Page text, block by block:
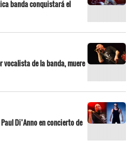
banda conquistará el
vocalista de la banda, muere
Di’Anno en concierto de